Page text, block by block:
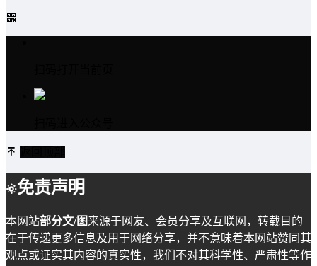
免责声明
本网站部分文/图来源于网友、会员分享及互联网，转载目的
在于传递更多信息及用于网络分享，并不意味着本网站赞同其
观点或证实其内容的真实性，我们不对其科学性、严肃性等作